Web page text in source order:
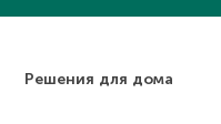
Решения для дома